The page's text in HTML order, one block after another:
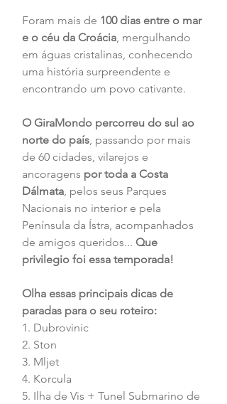
Foram mais de 100 dias entre o mar
e o céu da Croácia, mergulhando
em águas cristalinas, conhecendo
uma história surpreendente e
encontrando um povo cativante.
O GiraMondo percorreu do sul ao
norte do país, passando por mais
de 60 cidades, vilarejos e
ancoragens por toda a Costa
Dálmata, pelos seus Parques
Nacionais no interior e pela
Península da Ístra, acompanhados
de amigos queridos... Que
privilegio foi essa temporada!
Olha essas principais dicas de
paradas para o seu roteiro:
1. Dubrovinic
2. Ston
3. Mljet
4. Korcula
5. Ilha de Vis + Tunel Submarino de